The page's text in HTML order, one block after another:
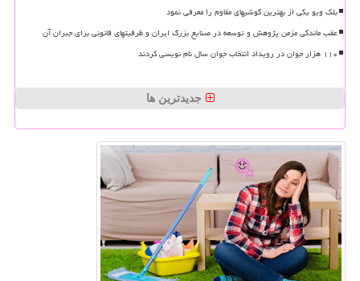
بلک ویو یکی از بهترین گوشیهای مقاوم را معرفی نمود
عقب ماندگی مزمن پژوهش و توسعه در صنایع بزرگ ایران و ظرفیتهای قانونی برای جبران آن
۱۱۰ هزار جوان در رویداد انتخاب جوان سال نام نویسی کردند
جدیدترین ها